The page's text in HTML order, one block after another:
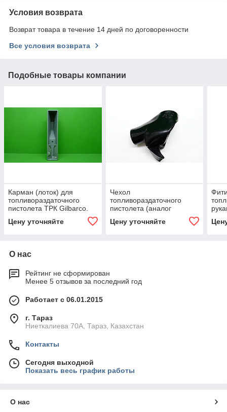
Условия возврата
Возврат товара в течение 14 дней по договоренности
Все условия возврата
Подобные товары компании
Карман (лоток) для
топливораздаточного
пистолета ТРК Gilbarco.
Цену уточняйте
Чехол
топливораздаточного
пистолета (аналог
Цену уточняйте
О нас
Рейтинг не сформирован
Менее 5 отзывов за последний год
Работает с 06.01.2015
г. Тараз
Ниеткалиева 70А, Тараз, Казахстан
Контакты
Сегодня выходной
Показать весь график работы
О нас